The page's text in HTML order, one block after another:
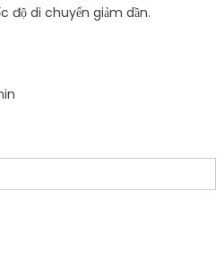
độ di chuyển giảm dần.